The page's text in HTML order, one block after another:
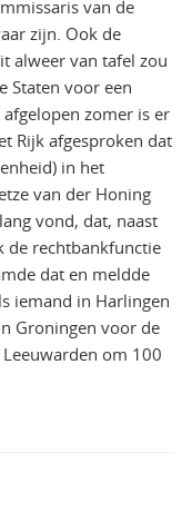
van de
zijn. Ook de
alweer van tafel zou
Staten voor een
zomer is er
Rijk afgesproken dat
in het
van der Honing
vond, dat, naast
de rechtbankfunctie
dat en meldde
iemand in Harlingen
Groningen voor de
om 100